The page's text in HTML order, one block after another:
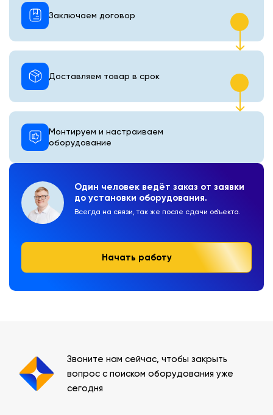
Один человек ведёт заказ от заявки
до установки оборудования.
Всегда на связи, так же после сдачи объекта.
Начать работу
Монтируем и настраиваем
оборудование
Доставляем товар в срок
Заключаем договор
Звоните нам сейчас, чтобы закрыть
вопрос с поиском оборудования уже
сегодня